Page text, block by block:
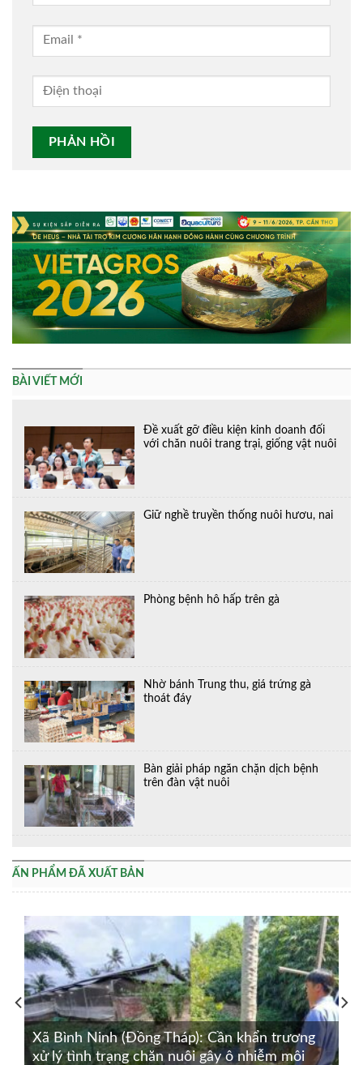
BÀI VIẾT MỚI
Đề xuất gỡ điều kiện kinh doanh đối
với chăn nuôi trang trại, giống vật nuôi
Giữ nghề truyền thống nuôi hươu, nai
Phòng bệnh hô hấp trên gà
Nhờ bánh Trung thu, giá trứng gà
thoát đáy
Bàn giải pháp ngăn chặn dịch bệnh
trên đàn vật nuôi
ẤN PHẨM ĐÃ XUẤT BẢN
Xã Bình Ninh (Đồng Tháp): Cần khẩn trương
xử lý tình trạng chăn nuôi gây ô nhiễm môi